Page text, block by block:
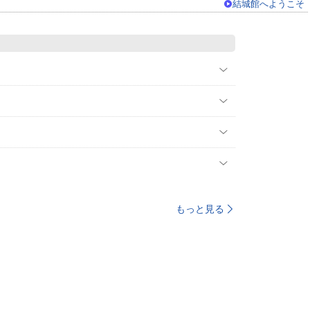
結城館へようこそ
もっと見る